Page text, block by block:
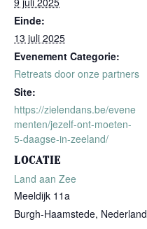
Einde:
13 juli 2025
Evenement Categorie:
Retreats door onze partners
Site:
https://zielendans.be/evene
menten/jezelf-ont-moeten-
5-daagse-in-zeeland/
LOCATIE
Land aan Zee
Meeldijk 11a
Burgh-Haamstede, Nederland